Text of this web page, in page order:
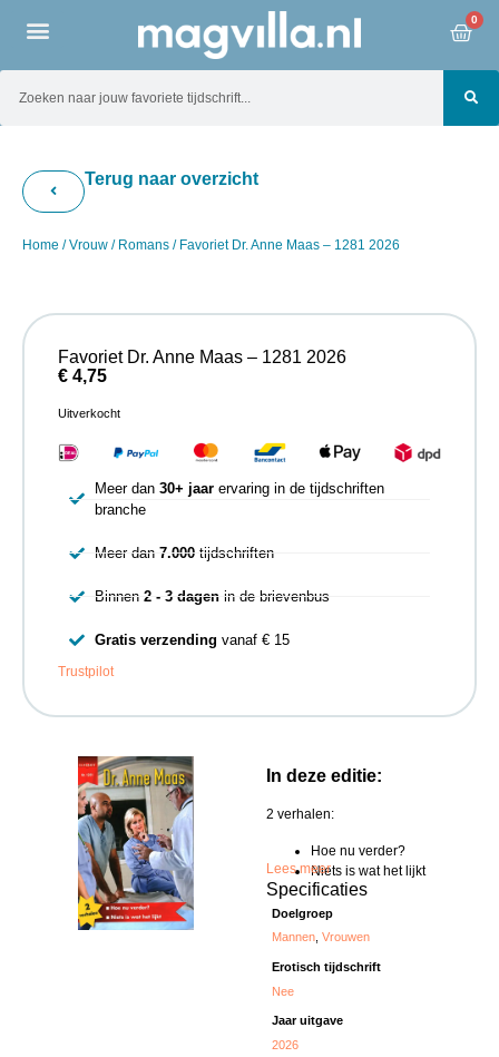
0
Terug naar overzicht
Home /Vrouw / Romans / Favoriet Dr. Anne Maas – 1281 2026
In deze editie:
2 verhalen:
Hoe nu verder?
Niets is wat het lijkt
Lees meer
Specificaties
Doelgroep
Mannen,Vrouwen
Erotisch tijdschrift
Nee
Jaar uitgave
2026
Favoriet Dr. Anne Maas – 1281 2026
€ 4,75
Uitverkocht
Meer dan 30+ jaarervaring in de tijdschriften
branche
Meer dan 7.000tijdschriften
Binnen 2 - 3 dagenin de brievenbus
Gratis verzending vanaf € 15
Trustpilot